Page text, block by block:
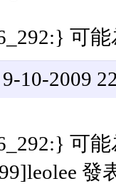
可
10-2009
可
發